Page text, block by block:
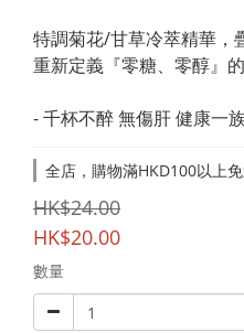
特調菊花/甘草冷萃精華，
重新定義『零糖、零醇』的
- 千杯不醉 無傷肝 健康一
全店，購物滿HKD100以上
HK$24.00
HK$20.00
數量